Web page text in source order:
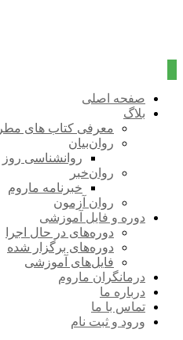
صفحه اصلی
بلاگ
معرفی کتاب های
روان‌بیان
روانشناسی روز
روان‌خبر
خبرنامه ماروم
روان آزمون
دوره و فایل آموزشی
دوره‌های در حال اجرا
دوره‌های برگزار شده
فایل‌های آموزشی
درمانگران ماروم
درباره ما
تماس با ما
ورود و ثبت نام